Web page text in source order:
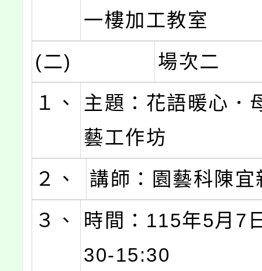
一樓加工教室
(二)
場次二
１、
主題：花語暖心．
藝工作坊
２、
講師：園藝科陳宜
３、
時間：115年5月7
30-15:30